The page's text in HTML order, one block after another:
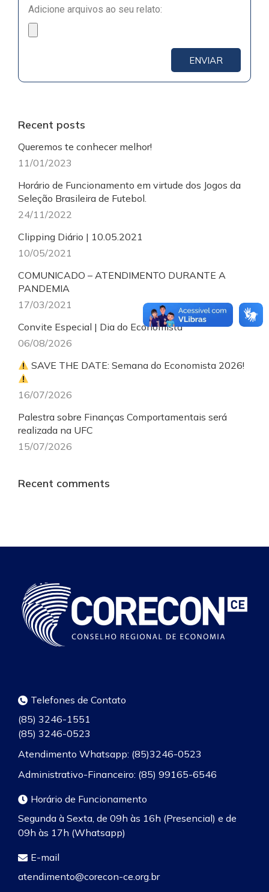
Adicione arquivos ao seu relato:
ENVIAR
Recent posts
Queremos te conhecer melhor!
11/01/2023
Horário de Funcionamento em virtude dos Jogos da
Seleção Brasileira de Futebol.
24/11/2022
Clipping Diário | 10.05.2021
10/05/2021
COMUNICADO – ATENDIMENTO DURANTE A
PANDEMIA
17/03/2021
Convite Especial | Dia do Economista
06/08/2026
SAVE THE DATE: Semana do Economista 2026!
16/07/2026
Palestra sobre Finanças Comportamentais será
realizada na UFC
15/07/2026
Recent comments
Telefones de Contato
(85) 3246-1551
(85) 3246-0523
Atendimento Whatsapp: (85)3246-0523
Administrativo-Financeiro: (85) 99165-6546
Horário de Funcionamento
Segunda à Sexta, de 09h às 16h (Presencial) e de
09h às 17h (Whatsapp)
E-mail
atendimento@corecon-ce.org.br